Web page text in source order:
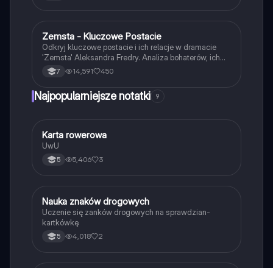
Język polski
Zemsta - Kluczowe Postacie
Odkryj kluczowe postacie i ich relacje w dramacie
'Zemsta' Aleksandra Fredry. Analiza bohaterów, ich
cech oraz kontekstu historycznego akcji. Idealne dla
uczniów przygotowujących się do lekcji lub
7 14,591 450
Najpopularniejsze notatki 9
KTechnika
Karta rowerowa
UwU
5 5,406 3
NTechnika
Nauka znaków drogowych
Uczenie się zanków drogowych na sprawdzian-
kartkówkę
5 4,018 2